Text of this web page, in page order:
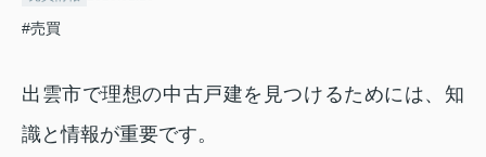
#売買
出雲市で理想の中古戸建を見つけるためには、知
識と情報が重要です。